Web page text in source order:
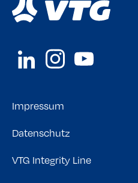
Impressum
Datenschutz
VTG Integrity Line